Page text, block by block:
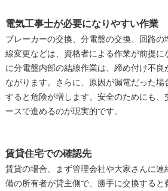
電気工事士が必要になりやすい作業
ブレーカーの交換、分電盤の交換、回路
線変更などは、資格者による作業が前提
に分電盤内部の結線作業は、締め付け不
ながります。さらに、原因が漏電だった
すると危険が増します。安全のためにも
ースで進めるのが現実的です。
賃貸住宅での確認先
賃貸の場合、まず管理会社や大家さんに
備の所有者が貸主側で、勝手に交換する